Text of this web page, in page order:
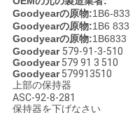
し
な
さ
Goodyearの原物:1B6-833
Goodyearの原物:1B6 833
Goodyearの原物:1B6833
Goodyear 579-91-3-510
Goodyear 579 91 3 510
Goodyear 579913510
上部の保持器
ASC-92-8-281
保持器を下げなさい